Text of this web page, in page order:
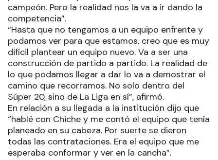
campeón. Pero la realidad nos la va a ir dando la
competencia”.
“Hasta que no tengamos a un equipo enfrente y
podamos ver para que estamos, creo que es muy
difícil plantear un equipo nuevo. Va a ser una
construcción de partido a partido. La realidad de
lo que podamos llegar a dar lo va a demostrar el
camino que recorramos. No solo dentro del
Súper 20, sino de La Liga en sí”, afirmó.
En relación a su llegada a la institución dijo que
“hablé con Chiche y me contó el equipo que tenía
planeado en su cabeza. Por suerte se dieron
todas las contrataciones. Era el equipo que me
esperaba conformar y ver en la cancha”.